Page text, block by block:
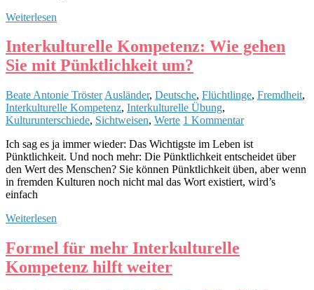
Weiterlesen
Interkulturelle Kompetenz: Wie gehen
Sie mit Pünktlichkeit um?
Beate Antonie Tröster Ausländer, Deutsche, Flüchtlinge, Fremdheit,
Interkulturelle Kompetenz, Interkulturelle Übung,
Kulturunterschiede, Sichtweisen, Werte 1 Kommentar
Ich sag es ja immer wieder: Das Wichtigste im Leben ist
Pünktlichkeit. Und noch mehr: Die Pünktlichkeit entscheidet über
den Wert des Menschen? Sie können Pünktlichkeit üben, aber wenn
in fremden Kulturen noch nicht mal das Wort existiert, wird’s
einfach
Weiterlesen
Formel für mehr Interkulturelle
Kompetenz hilft weiter